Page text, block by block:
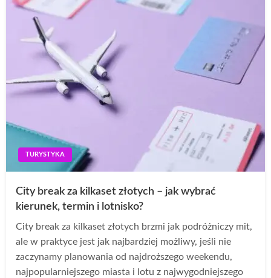
TURYSTYKA
City break za kilkaset złotych – jak wybrać
kierunek, termin i lotnisko?
City break za kilkaset złotych brzmi jak podróżniczy mit,
ale w praktyce jest jak najbardziej możliwy, jeśli nie
zaczynamy planowania od najdroższego weekendu,
najpopularniejszego miasta i lotu z najwygodniejszego